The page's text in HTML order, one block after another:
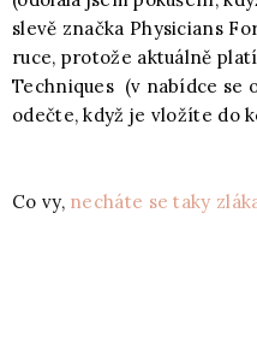
slevě značka Physicians
ruce, protože aktuálně
Techniques (v nabídce se
odečte, když je vložíte do
Co vy, necháte se taky